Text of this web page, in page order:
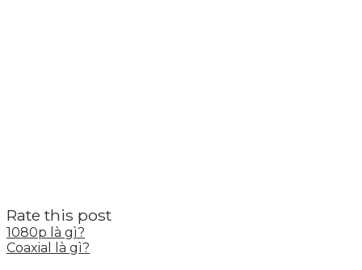
Rate this post
1080p là gì?
Coaxial là gì?